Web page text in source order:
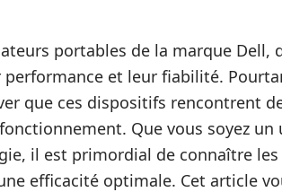
portables de la marque Dell,
performance et leur fiabilité.
que ces dispositifs rencontrent
Que vous soyez
il est primordial de connaître
efficacité optimale. Cet article